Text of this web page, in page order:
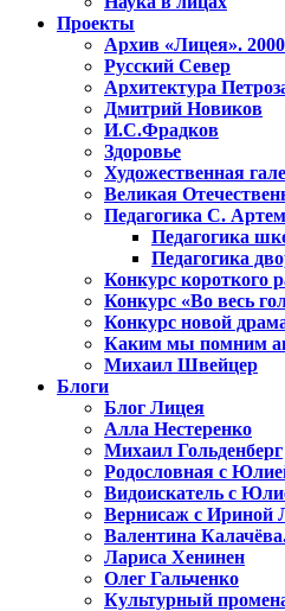
Проекты
Архив «Лицея».
Русский Север
Архитектура
Дмитрий Новиков
И.С.Фрадков
Здоровье
Художественная
Великая
Педагогика С.
Педагогика
Педагогика
Конкурс короткого
Конкурс «Во весь
Конкурс новой
Каким мы помним
Михаил Швейцер
Блоги
Блог Лицея
Алла Нестеренко
Михаил Гольденберг
Родословная с
Видоискатель с
Вернисаж с Ириной
Валентина
Лариса Хенинен
Олег Гальченко
Культурный